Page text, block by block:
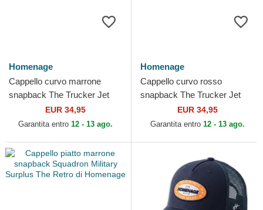
Homenage
Cappello curvo marrone
snapback The Trucker Jet
Military Surplus The di
Homenage
EUR 34,95
Garantita entro 12 - 13 ago.
Homenage
Cappello curvo rosso
snapback The Trucker Jet
Military Surplus The di
Homenage
EUR 34,95
Garantita entro 12 - 13 ago.